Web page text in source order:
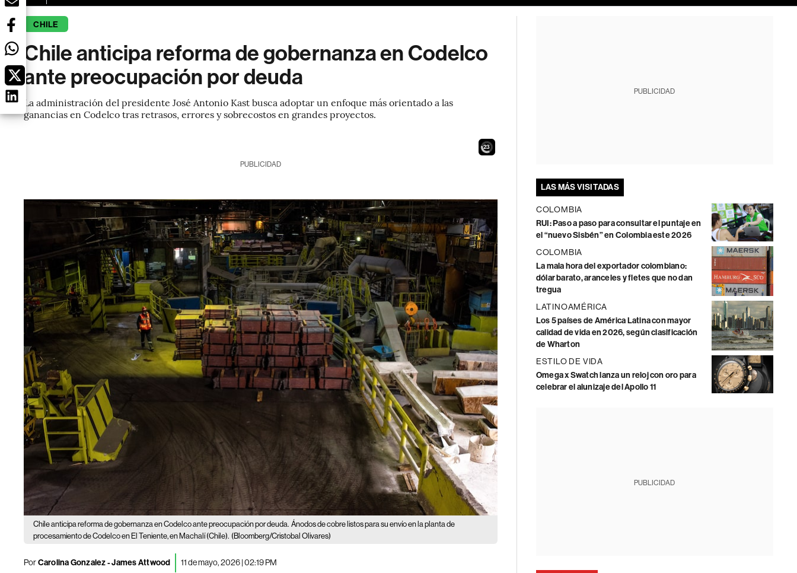
CHILE
Chile anticipa reforma de gobernanza en Codelco
ante preocupación por deuda
La administración del presidente José Antonio Kast busca adoptar un enfoque más orientado a las
ganancias en Codelco tras retrasos, errores y sobrecostos en grandes proyectos.
21
PUBLICIDAD
Chile anticipa reforma de gobernanza en Codelco ante preocupación por deuda. Ánodos de cobre listos para su envío en la planta de
procesamiento de Codelco en El Teniente, en Machalí (Chile). (Bloomberg/Cristobal Olivares)
PorCarolina Gonzalez - James Attwood 11 de mayo, 2026 | 02:19 PM
PUBLICIDAD
LAS MÁS VISITADAS
COLOMBIA
RUI: Paso a paso para consultar el puntaje en
el “nuevo Sisbén” en Colombia este 2026
COLOMBIA
La mala hora del exportador colombiano:
dólar barato, aranceles y fletes que no dan
tregua
LATINOAMÉRICA
Los 5 países de América Latina con mayor
calidad de vida en 2026, según clasificación
de Wharton
ESTILO DE VIDA
Omega x Swatch lanza un reloj con oro para
celebrar el alunizaje del Apollo 11
PUBLICIDAD